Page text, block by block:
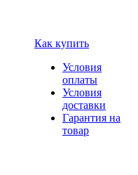
Как купить
Условия
оплаты
Условия
доставки
Гарантия на
товар